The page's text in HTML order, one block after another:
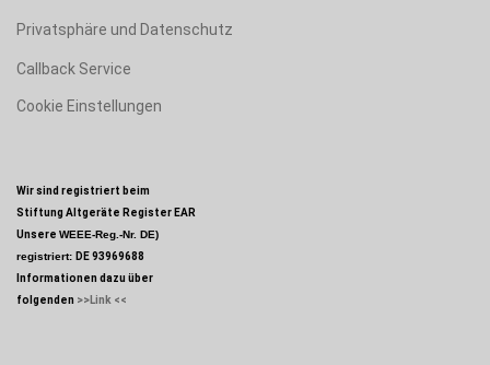
Privatsphäre und Datenschutz
Callback Service
Cookie Einstellungen
Wir sind registriert beim
Stiftung Altgeräte Register EAR
Unsere WEEE-Reg.-Nr. DE)
registriert: DE 93969688
Informationen dazu über
folgenden >>Link <<